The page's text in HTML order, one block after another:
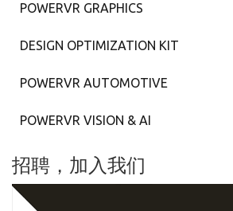
POWERVR GRAPHICS
DESIGN OPTIMIZATION KIT
POWERVR AUTOMOTIVE
POWERVR VISION & AI
招聘，加入我们